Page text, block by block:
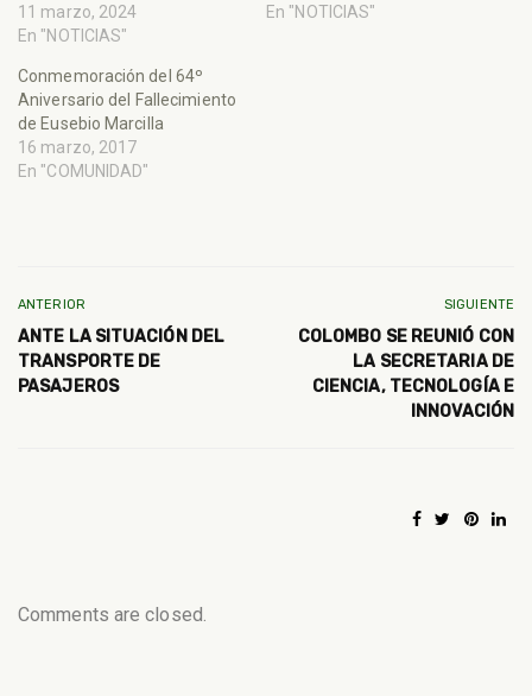
11 marzo, 2024
En "NOTICIAS"
En "NOTICIAS"
Conmemoración del 64º
Aniversario del Fallecimiento
de Eusebio Marcilla
16 marzo, 2017
En "COMUNIDAD"
ANTERIOR
ANTE LA SITUACIÓN DEL
TRANSPORTE DE
PASAJEROS
SIGUIENTE
COLOMBO SE REUNIÓ CON
LA SECRETARIA DE
CIENCIA, TECNOLOGÍA E
INNOVACIÓN
Comments are closed.